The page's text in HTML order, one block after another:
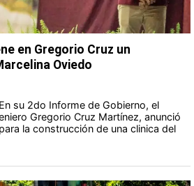
en Gregorio Cruz un
Oviedo
su 2do Informe de Gobierno, el
Gregorio Cruz Martínez, anunció
la construcción de una clinica del